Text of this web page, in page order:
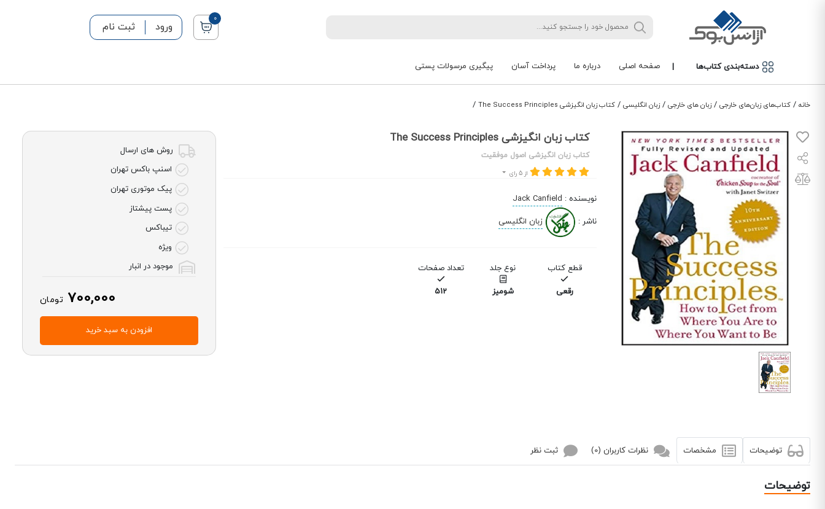
0
ورود ثبت نام
دسته‌بندی کتاب‌ها | صفحه اصلی درباره ما پرداخت آسان پیگیری مرسولات پستی
خانه / کتاب‌های زبان‌های خارجی / زبان های خارجی / زبان انگلیسی / کتاب زبان انگیزشی The Success Principles /
کتاب زبان انگیزشی The Success Principles
کتاب زبان انگیزشی اصول موفقیت
از 5 رای
نویسنده :
Jack Canfield
ناشر : زبان انگلیسی
قطع کتاب
رقعی
نوع جلد
شومیز
تعداد صفحات
512
روش های ارسال
اسنپ باکس تهران
پیک موتوری تهران
پست پیشتاز
تیباکس
ویژه
موجود در انبار
700,000 تومان
افزودن به سبد خرید
توضیحات مشخصات نظرات کاربران (0) ثبت نظر
توضیحات